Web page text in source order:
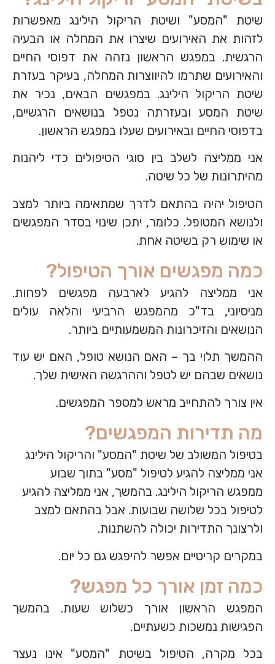
שיטת "המסע" ושיטת הריקול הילינג מאפשרות
לזהות את האירועים שיצרו את המחלה או הבעיה
הרגשית. במפגש הראשון נזהה את דפוסי החיים
והאירועים שתרמו להיווצרות המחלה, בעיקר בעזרת
שיטת הריקול הילינג. במפגשים הבאים, נכיר את
שיטת המסע ובעזרתה נטפל בנושאים הרגשיים,
בדפוסי החיים ובאירועים שעלו במפגש הראשון.
אני ממליצה לשלב בין סוגי הטיפולים כדי ליהנות
מהיתרונות של כל שיטה.
הטיפול יהיה בהתאם לדרך שמתאימה ביותר למצב
ולנושא המטופל. כלומר, יתכן שינוי בסדר המפגשים
או שימוש רק בשיטה אחת.
כמה מפגשים אורך הטיפול?
אני ממליצה להגיע לארבעה מפגשים לפחות.
מניסיוני, בד"כ מהמפגש הרביעי והלאה עולים
הנושאים והזיכרונות המשמעותיים ביותר.
ההמשך תלוי בך – האם הנושא טופל, האם יש עוד
נושאים שבהם יש לטפל וההרגשה האישית שלך.
אין צורך להתחייב מראש למספר המפגשים.
מה תדירות המפגשים?
בטיפול המשולב של שיטת "המסע" והריקול הילינג
אני ממליצה להגיע לטיפול "מסע" בתוך שבוע
ממפגש הריקול הילינג. בהמשך, אני ממליצה להגיע
לטיפול בכל שלושה שבועות. אבל בהתאם למצב
ולרצונך התדירות יכולה להשתנות.
במקרים קריטיים אפשר להיפגש גם כל יום.
כמה זמן אורך כל מפגש?
המפגש הראשון אורך כשלוש שעות. בהמשך
הפגישות נמשכות כשעתיים.
בכל מקרה, הטיפול בשיטת "המסע" אינו נעצר